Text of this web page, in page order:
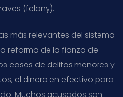
(felony).
más relevantes del sistema
reforma de la fianza de
casos de delitos menores y
el dinero en efectivo para
Muchos acusados son